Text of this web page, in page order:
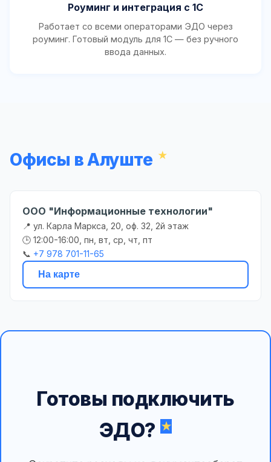
Роуминг и интеграция с 1С
Работает со всеми операторами ЭДО через
роуминг. Готовый модуль для 1С — без ручного
ввода данных.
Офисы в Алуште
ООО "Информационные технологии"
📍 ул. Карла Маркса, 20, оф. 32, 2й этаж
🕒 12:00-16:00, пн, вт, ср, чт, пт
📞 +7 978 701-11-65
На карте
Готовы подключить
ЭДО?